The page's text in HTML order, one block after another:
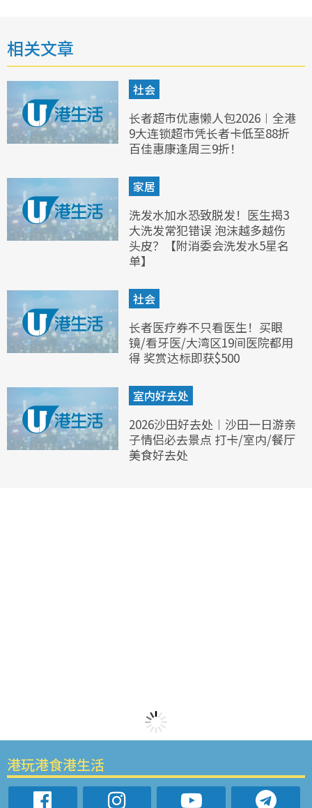
相关文章
社会
长者超市优惠懒人包2026︱全港
9大连锁超市凭长者卡低至88折
百佳惠康逢周三9折！
家居
洗发水加水恐致脱发！医生揭3
大洗发常犯错误 泡沫越多越伤
头皮？【附消委会洗发水5星名
单】
社会
长者医疗券不只看医生！买眼
镜/看牙医/大湾区19间医院都用
得 奖赏达标即获$500
室内好去处
2026沙田好去处︱沙田一日游亲
子情侣必去景点 打卡/室内/餐厅
美食好去处
港玩港食港生活